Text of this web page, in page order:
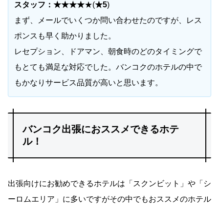
スタッフ：★★★★★(★5)
まず、メールでいくつか問い合わせたのですが、レス
ポンスも早く助かりました。
レセプション、ドアマン、朝食時のどのタイミングで
もとても満足な対応でした。バンコクのホテルの中で
もかなりサービス品質が高いと思います。
バンコク出張におススメできるホテ
ル！
出張向けにお勧めできるホテルは「スクンビット」や「シ
ーロムエリア」に多いですがその中でもおススメのホテル